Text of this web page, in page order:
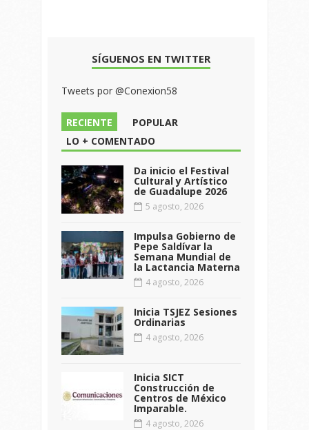
SÍGUENOS EN TWITTER
Tweets por @Conexion58
RECIENTE
POPULAR
LO + COMENTADO
Da inicio el Festival
Cultural y Artístico
de Guadalupe 2026
5 agosto, 2026
Impulsa Gobierno de
Pepe Saldívar la
Semana Mundial de
la Lactancia Materna
4 agosto, 2026
Inicia TSJEZ Sesiones
Ordinarias
4 agosto, 2026
Inicia SICT
Construcción de
Centros de México
Imparable.
4 agosto, 2026